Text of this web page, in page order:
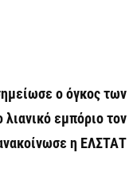
ο όγκος των
εμπόριο τον
η ΕΛΣΤΑΤ